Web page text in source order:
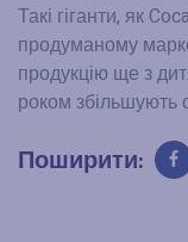
Такі гіганти, як
продуманому
продукцію ще з
роком збільшують
Поширити: